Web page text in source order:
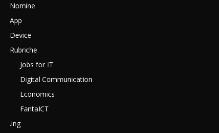
Nomine
App
Device
Rubriche
Jobs for IT
Digital Communication
Economics
FantaICT
.ing